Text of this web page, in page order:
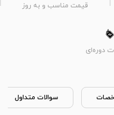
قیمت مناسب و به روز
دوره‌ای
سوالات متداول